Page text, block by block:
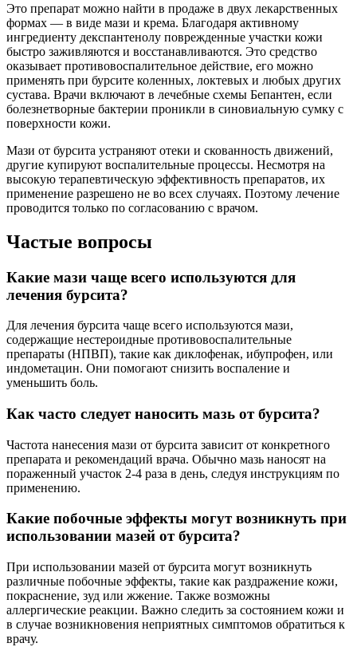
Это препарат можно найти в продаже в двух лекарственных
формах — в виде мази и крема. Благодаря активному
ингредиенту декспантенолу поврежденные участки кожи
быстро заживляются и восстанавливаются. Это средство
оказывает противовоспалительное действие, его можно
применять при бурсите коленных, локтевых и любых других
сустава. Врачи включают в лечебные схемы Бепантен, если
болезнетворные бактерии проникли в синовиальную сумку с
поверхности кожи.
Мази от бурсита устраняют отеки и скованность движений,
другие купируют воспалительные процессы. Несмотря на
высокую терапевтическую эффективность препаратов, их
применение разрешено не во всех случаях. Поэтому лечение
проводится только по согласованию с врачом.
Частые вопросы
Какие мази чаще всего используются для
лечения бурсита?
Для лечения бурсита чаще всего используются мази,
содержащие нестероидные противовоспалительные
препараты (НПВП), такие как диклофенак, ибупрофен, или
индометацин. Они помогают снизить воспаление и
уменьшить боль.
Как часто следует наносить мазь от бурсита?
Частота нанесения мази от бурсита зависит от конкретного
препарата и рекомендаций врача. Обычно мазь наносят на
пораженный участок 2-4 раза в день, следуя инструкциям по
применению.
Какие побочные эффекты могут возникнуть при
использовании мазей от бурсита?
При использовании мазей от бурсита могут возникнуть
различные побочные эффекты, такие как раздражение кожи,
покраснение, зуд или жжение. Также возможны
аллергические реакции. Важно следить за состоянием кожи и
в случае возникновения неприятных симптомов обратиться к
врачу.